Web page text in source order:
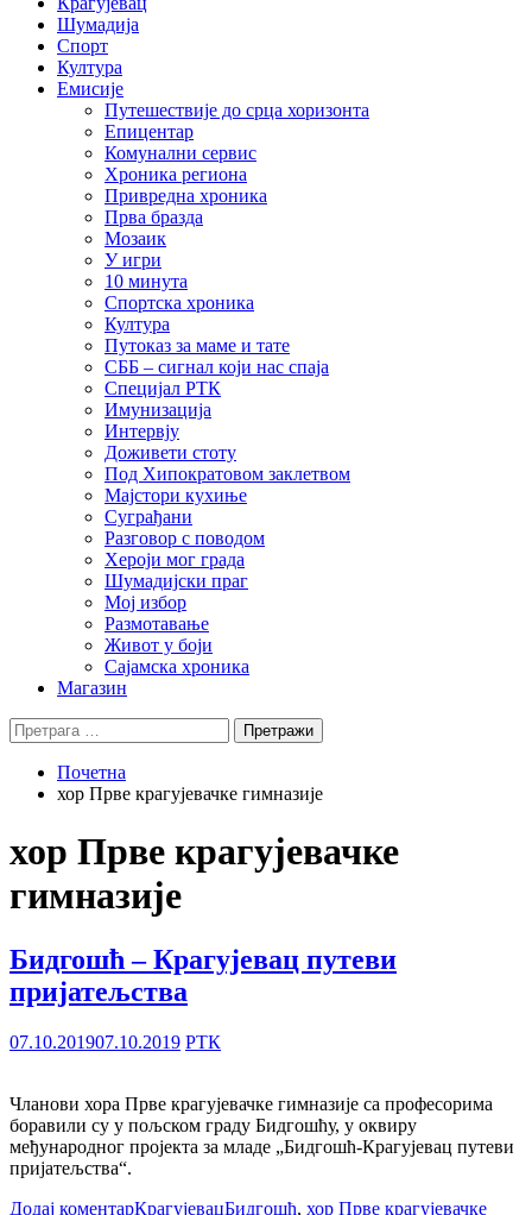
Шумадија
Спорт
Култура
Емисије
Путешествије до срца хоризонта
Епицентар
Комунални сервис
Хроника региона
Привредна хроника
Прва бразда
Мозаик
У игри
10 минута
Спортска хроника
Култура
Путоказ за маме и тате
СББ – сигнал који нас спаја
Специјал РТК
Имунизација
Интервју
Доживети стоту
Под Хипократовом заклетвом
Мајстори кухиње
Суграђани
Разговор с поводом
Хероји мог града
Шумадијски праг
Мој избор
Размотавање
Живот у боји
Сајамска хроника
Магазин
Претрага
за:
Почетна
хор Прве крагујевачке гимназије
хор Прве крагујевачке
гимназије
Бидгошћ – Крагујевац путеви
пријатељства
07.10.201907.10.2019 РТК
Чланови хора Прве крагујевачке гимназије са професорима
боравили су у пољском граду Бидгошћу, у оквиру
међународног пројекта за младе „Бидгошћ-Крагујевац путеви
пријатељства“.
Додај коментарКрагујевацБидгошћ, хор Прве крагујевачке